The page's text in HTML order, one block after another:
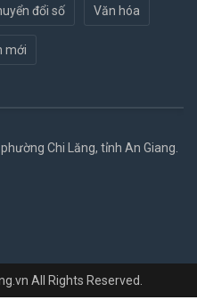
đổi số Văn hóa
mới
Chi Lăng, tỉnh An Giang.
All Rights Reserved.